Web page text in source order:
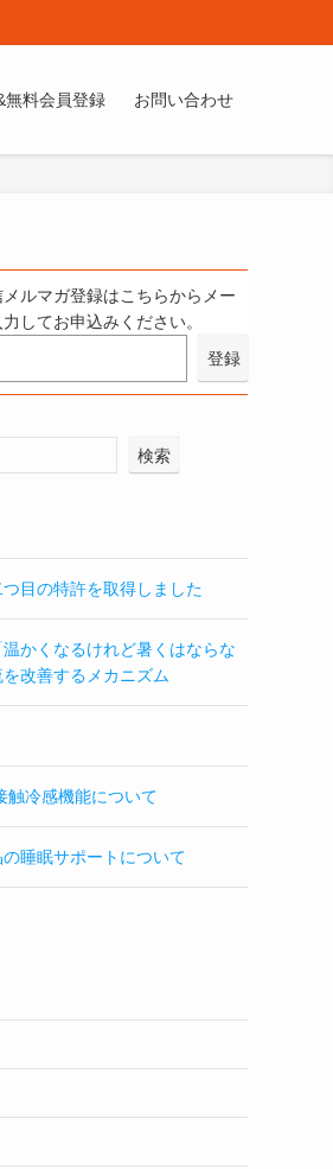
無料会員登録 お問い合わせ
ルマガ登録はこちらからメー
してお申込みください。
検索
目の特許を取得しました
かくなるけれど暑くはならな
改善するメカニズム
触冷感機能について
睡眠サポートについて